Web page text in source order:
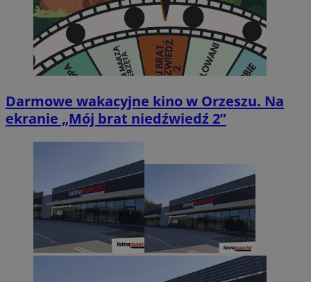
Darmowe wakacyjne kino w Orzeszu. Na
ekranie „Mój brat niedźwiedź 2”